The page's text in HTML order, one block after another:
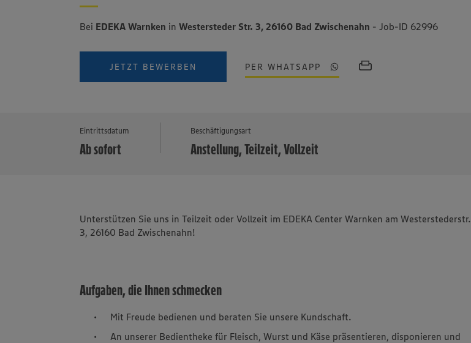
Bei EDEKA Warnken inWestersteder Str. 3, 26160 Bad Zwischenahn - Job-ID 62996
JETZT BEWERBEN PER WHATSAPP
Eintrittsdatum
Ab sofort
Beschäftigungsart
Anstellung, Teilzeit, Vollzeit
Unterstützen Sie uns in Teilzeit oder Vollzeit im EDEKA Center Warnken am Westerstederstr.
3, 26160 Bad Zwischenahn!
Aufgaben, die Ihnen schmecken
Mit Freude bedienen und beraten Sie unsere Kundschaft.
An unserer Bedientheke für Fleisch, Wurst und Käse präsentieren, disponieren und